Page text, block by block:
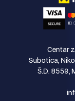
Centar
Subotica,
Š.D. 8559,